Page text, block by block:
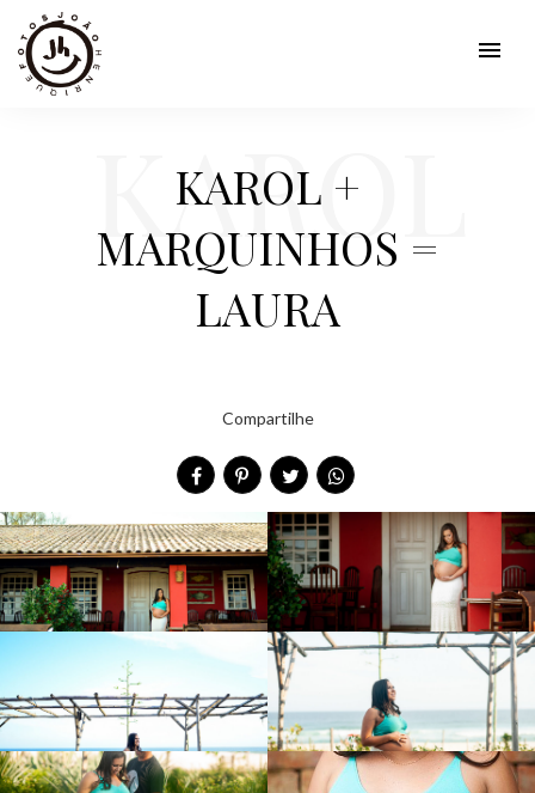
menu
KAROL +
MARQUINHOS =
LAURA
KAROL
+
MARQUI
NHOS =
Compartilhe